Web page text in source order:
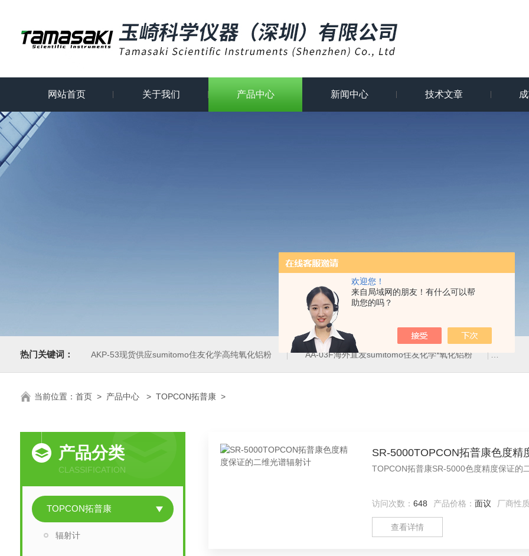
欢迎您！
来自局域网的朋友！有什么可以帮
助您的吗？
网站首页 关于我们 产品中心 新闻中心 技术文章
热门关键词： AKP-53现货供应sumitomo住友化学高纯氧化铝粉 AA-03F海外直发sumitomo住友化学*氧化铝粉 AA-
当前位置： 首页> 产品中心 > TOPCON拓普康>
产品分类
CLASSIFICATION
TOPCON拓普康
辐射计
SR-5000TOPCON拓普康色度精
TOPCON拓普康SR-5000色度精度保证的
访问次数： 648 产品价格： 面议 厂商性质
查看详情